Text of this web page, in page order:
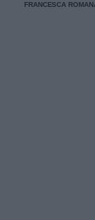
FRANCESCA